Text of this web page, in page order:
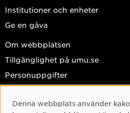
Institutioner och enheter
Ge en gåva
Om webbplatsen
Tillgänglighet på umu.se
Personuppgifter
Facebook
Cookie-samtycke
Denna webbplats använder